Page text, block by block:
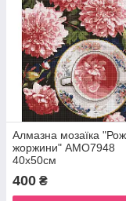
Алмазна мозаїка
жоржини" AMO7948
40х50см
400 ₴